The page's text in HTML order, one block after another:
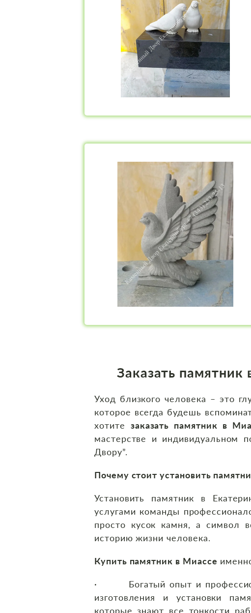
Заказать
Уход близкого человека – это
которое всегда будешь
хотите заказать памятник в
мастерстве и индивидуальном
Двору”.
Почему стоит установить
Установить памятник в
услугами команды
просто кусок камня, а символ
историю жизни человека.
Купить памятник в Миассе
· Богатый опыт и
изготовления и установки
которые знают все тонкости